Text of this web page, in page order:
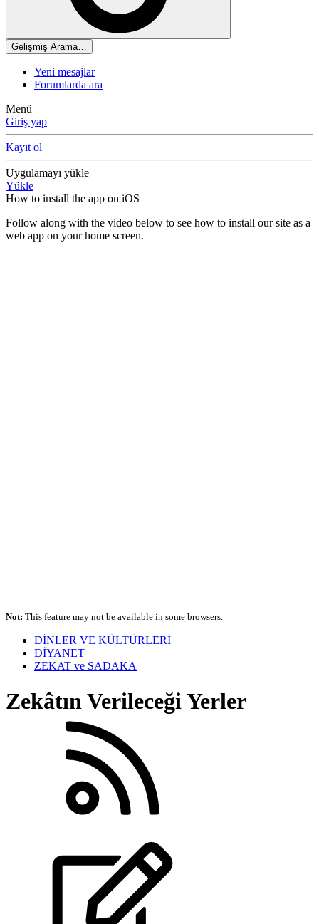
Gelişmiş Arama…
Yeni mesajlar
Forumlarda ara
Menü
Giriş yap
Kayıt ol
Uygulamayı yükle
Yükle
How to install the app on iOS
Follow along with the video below to see how to install our site as a
web app on your home screen.
Not: This feature may not be available in some browsers.
DİNLER VE KÜLTÜRLERİ
DİYANET
ZEKAT ve SADAKA
Zekâtın Verileceği Yerler